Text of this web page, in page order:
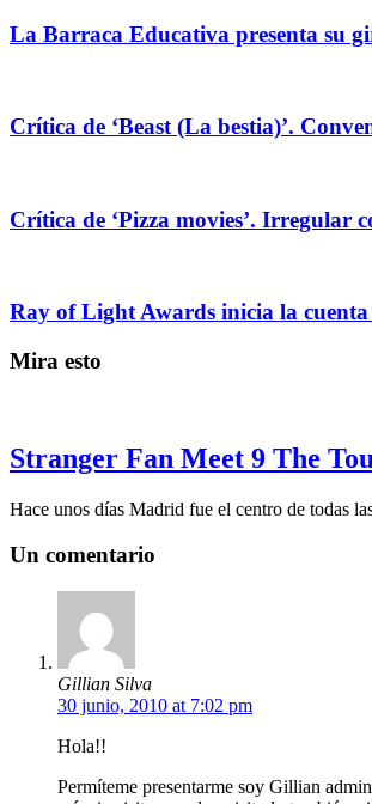
La Barraca Educativa presenta su
Crítica de ‘Beast (La bestia)’.
Crítica de ‘Pizza movies’. Irregular
Ray of Light Awards inicia la
Mira esto
Stranger Fan Meet 9 The
Hace unos días Madrid fue el centro de todas
Un comentario
Gillian Silva
30 junio, 2010 at 7:02 pm
Hola!!
Permíteme presentarme soy Gillian